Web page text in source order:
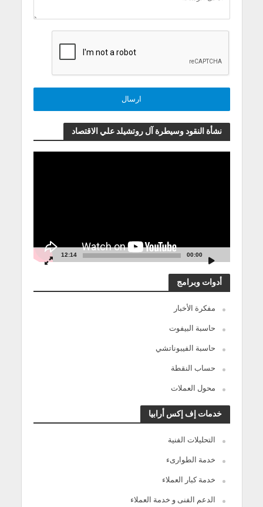
نشأة النقود وسيطرة آل روتشيلد علي الاقتصاد
00:00
12:14
أدوات وبرامج
مفكرة الأخبار
حاسبة البيفوت
حاسبة الفيبوناتشي
حساب النقطة
محول العملات
خدمات إف إكس أرابيا
التحليلات الفنية
خدمة الطوارىء
خدمة كبار العملاء
الدعم الفنى و خدمة العملاء